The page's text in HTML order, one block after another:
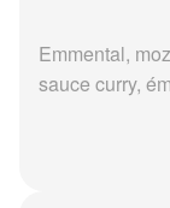
Emmental,
sauce curry,